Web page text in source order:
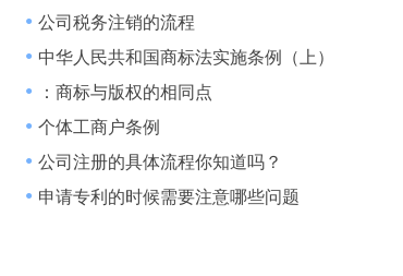
● 公司税务注销的流程
● 中华人民共和国商标法实施条例（上）
● ：商标与版权的相同点
● 个体工商户条例
● 公司注册的具体流程你知道吗？
● 申请专利的时候需要注意哪些问题